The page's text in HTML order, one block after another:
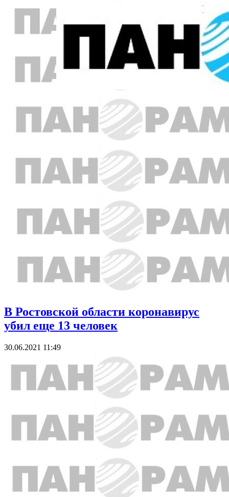
В Ростовской области коронавирус
убил еще 13 человек
30.06.2021 11:49